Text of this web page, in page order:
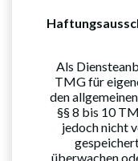
Als
TMG für
den
§§ 8 bis 10
jedoch nicht
überwachen